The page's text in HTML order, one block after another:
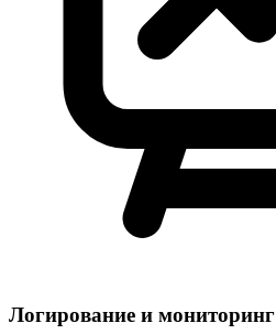
Логирование и мониторинг